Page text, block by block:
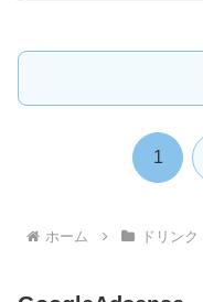
1
ホーム ドリンク